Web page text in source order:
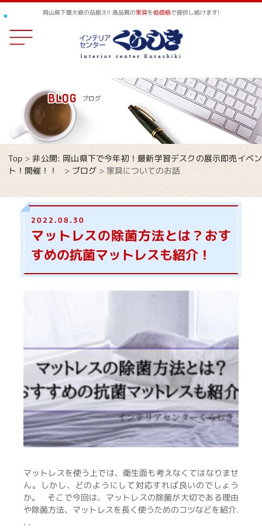
岡山県下最大級の品揃え!! 高品質の家具を低価格で提供し続けます!
Top >非公開: 岡山県下で今年初！最新学習デスクの展示即売イベン
ト！開催！！
> ブログ > 家具についてのお話
2022.08.30
マットレスの除菌方法とは？おす
すめの抗菌マットレスも紹介！
マットレスを使う上では、衛生面も考えなくてはなりませ
ん。しかし、どのようにして対応すれば良いのでしょう
か。 そこで今回は、マットレスの除菌が大切である理由
や除菌方法、マットレスを長く使うためのコツなどを紹介.
. .